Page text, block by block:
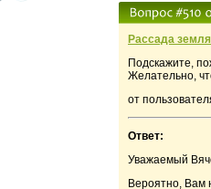
Рассада
Подскажите,
Желательно,
от
Ответ:
Уважаемый
Вероятно, Вам